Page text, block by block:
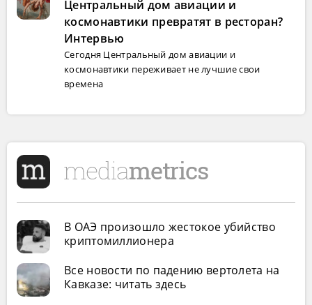
Центральный дом авиации и
космонавтики превратят в ресторан?
Интервью
Сегодня Центральный дом авиации и
космонавтики переживает не лучшие свои
времена
В ОАЭ произошло жестокое убийство
криптомиллионера
Все новости по падению вертолета на
Кавказе: читать здесь